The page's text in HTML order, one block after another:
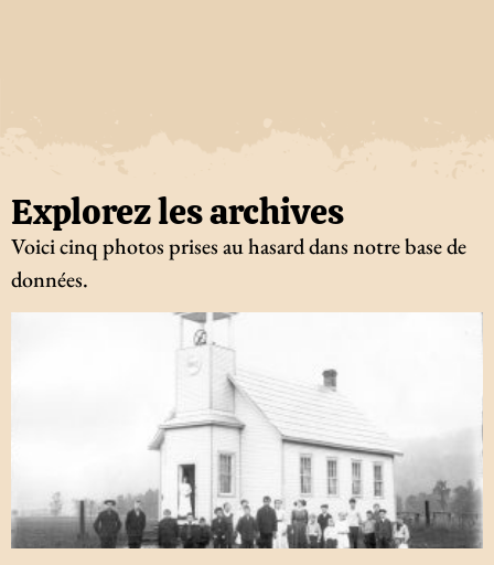
Explorez les archives
Voici cinq photos prises au hasard dans notre base de
données.